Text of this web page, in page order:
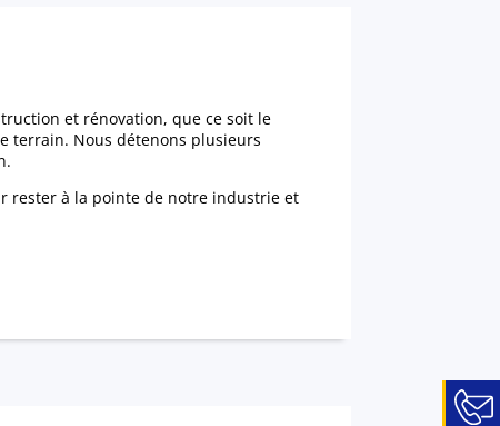
et rénovation, que ce soit le
terrain. Nous détenons plusieurs
rester à la pointe de notre industrie et